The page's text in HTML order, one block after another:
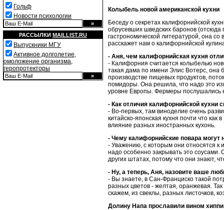
Гольф
Новости психологии
РАССЫЛКИ MAILLIST.RU
Выпускники МГУ
Активное долголетие,
омоложение организма,
геропротекторы
Колыбель новой американской кухни
Беседу о секретах калифорнийской
обрусевших шведских баронов
гастрономической литературой, она
расскажет нам о калифорнийской
- Аня, чем калифорнийская кухня
- Калифорния считается колыбелью
такая дама по имени Элис Вотерс, она
производстве пищевых продуктов,
помидоры. Она решила, что надо это
уровне Европы. Фермеры
- Как отличия калифорнийской кухни
- Во-первых, там виноделие очень
китайско-японская кухня почти что как
влияние разных иностранных кухонь.
- Чему калифорнийские повара могут
- Уважению, с которым они относятся
надо особенно закрывать это соусами.
других штатах, потому что они знают,
- Ну, а теперь, Аня, назовите ваше
- Вы знаете, в Сан-Франциско такой
разных цветов - желтая, оранжевая.
скажем, из свеклы, разных листочков,
Долину Напа прославили вином хиппи